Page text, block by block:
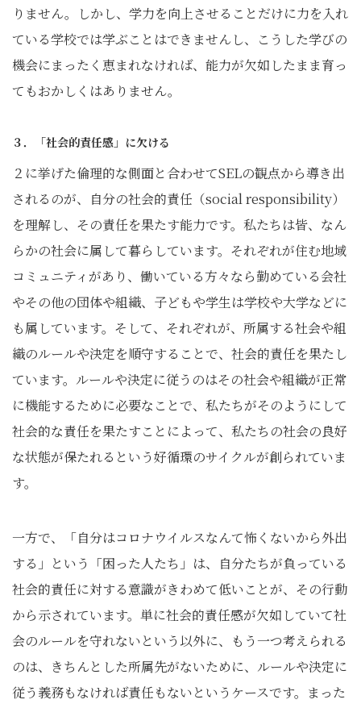
りません。しかし、学力を向上させることだけに力を入れ
ている学校では学ぶことはできませんし、こうした学びの
機会にまったく恵まれなければ、能力が欠如したまま育っ
てもおかしくはありません。
３．「社会的責任感」に欠ける
２に挙げた倫理的な側面と合わせてSELの観点から導き出
されるのが、自分の社会的責任（social responsibility）
を理解し、その責任を果たす能力です。私たちは皆、なん
らかの社会に属して暮らしています。それぞれが住む地域
コミュニティがあり、働いている方々なら勤めている会社
やその他の団体や組織、子どもや学生は学校や大学などに
も属しています。そして、それぞれが、所属する社会や組
織のルールや決定を順守することで、社会的責任を果たし
ています。ルールや決定に従うのはその社会や組織が正常
に機能するために必要なことで、私たちがそのようにして
社会的な責任を果たすことによって、私たちの社会の良好
な状態が保たれるという好循環のサイクルが創られていま
す。
一方で、「自分はコロナウイルスなんて怖くないから外出
する」という「困った人たち」は、自分たちが負っている
社会的責任に対する意識がきわめて低いことが、その行動
から示されています。単に社会的責任感が欠如していて社
会のルールを守れないという以外に、もう一つ考えられる
のは、きちんとした所属先がないために、ルールや決定に
従う義務もなければ責任もないというケースです。まった